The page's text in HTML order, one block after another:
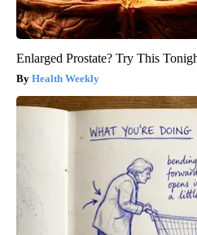
Enlarged Prostate? Try This
Health Weekly